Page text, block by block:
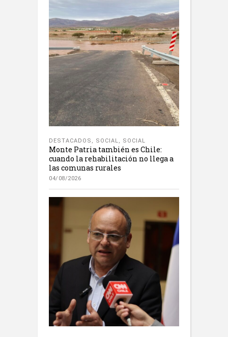
DESTACADOS , SOCIAL, SOCIAL
Monte Patria también es Chile:
cuando la rehabilitación no llega a
las comunas rurales
04/08/2026